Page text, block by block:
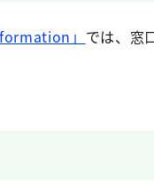
」 では、窓